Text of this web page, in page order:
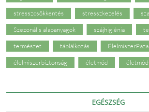
stresszcsökkentés stresszkezelés
Szezonális alapanyagok szájhigiénia
természet táplálkozás
élelmiszerbiztonság életmód
EGÉSZSÉG